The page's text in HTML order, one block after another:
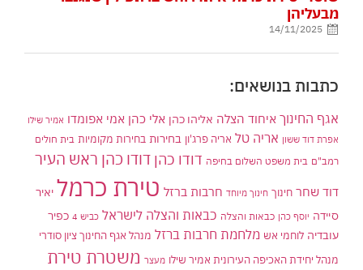
מבעליהן
14/11/2025
כתבות בנושאים:
אגף החינוך איחוד הצלה אליהו כהן אלי כהן אמי אפומדו אמיר שילו
אפרת דוד ששון אריה טל אריה פרג'ון בחירות בחירות מקומיות בית חולים
רמב"ם בית משפט השלום בחיפה דודו כהן דודו כהן ראש העיר
דוד שחר חינוך חינוך מיוחד חרבות ברזל טירת כרמל יאיר
סיידה יוסף כהן כבאות והצלה כבאות והצלה לישראל כביש 4
כפיר
עובדיה לוחמי אש מלחמת חרבות ברזל מנהל אגף החינוך ציון סודרי
מנהל יחידת האכיפה העירונית אמיר שילו מעצר משטרת טירת